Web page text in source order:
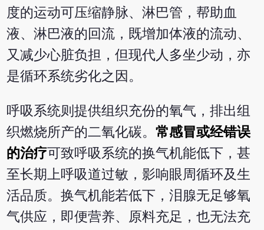
度的运动可压缩静脉、淋巴管，帮助血
液、淋巴液的回流，既增加体液的流动、
又减少心脏负担，但现代人多坐少动，亦
是循环系统劣化之因。
呼吸系统则提供组织充份的氧气，排出组
织燃烧所产的二氧化碳。常感冒或经错误
的治疗可致呼吸系统的换气机能低下，甚
至长期上呼吸道过敏，影响眼周循环及生
活品质。换气机能若低下，泪腺无足够氧
气供应，即便营养、原料充足，也无法充